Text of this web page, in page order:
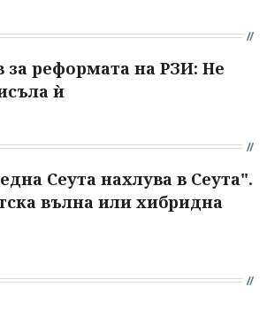
за реформата на РЗИ: Не
ѝ
Сеута нахлува в Сеута".
вълна или хибридна